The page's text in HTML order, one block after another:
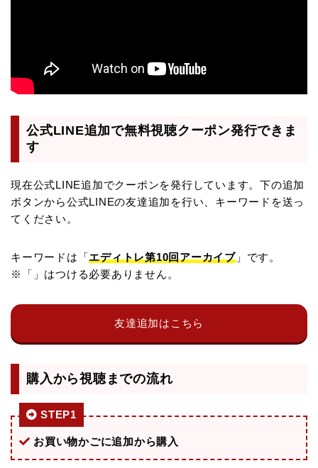
公式LINE追加で無料視聴クーポン発行できま
す
現在公式LINE追加でクーポンを発行しています。下の追加
ボタンから公式LINEの友達追加を行い、キーワードを送っ
てください。
キーワードは「エディトレ第10回アーカイブ」です。
※「」はつける必要ありません。
友達追加はこちら
購入から視聴までの流れ
STEP1
お買い物かごに追加から購入